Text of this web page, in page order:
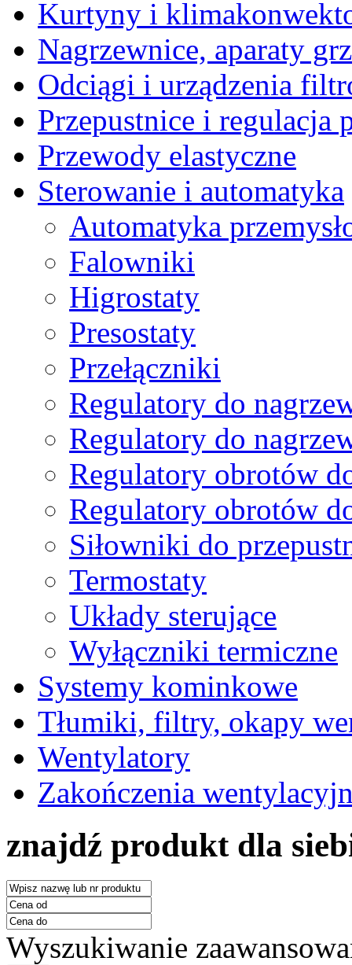
Kurtyny i
Nagrzewnice, aparaty
Odciągi i urządzenia
Przepustnice i regulacja
Przewody elastyczne
Sterowanie i automatyka
Automatyka
Falowniki
Higrostaty
Presostaty
Przełączniki
Regulatory do
Regulatory do
Regulatory obrotów
Regulatory obrotów
Siłowniki do
Termostaty
Układy sterujące
Wyłączniki termiczne
Systemy kominkowe
Tłumiki, filtry, okapy
Wentylatory
Zakończenia
znajdź produkt dla
Wyszukiwanie